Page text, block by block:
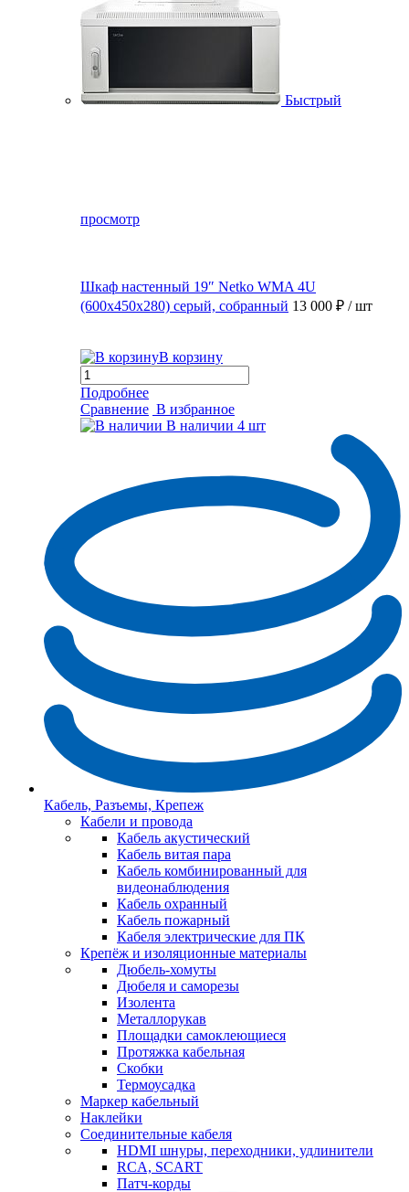
Быстрый
просмотр
Шкаф настенный 19″ Netko WMA 4U
(600x450x280) серый, собранный 13 000 ₽ / шт
В корзину
Подробнее
Сравнение В избранное
В наличии 4 шт
Кабель, Разъемы, Крепеж
Кабели и провода
Кабель акустический
Кабель витая пара
Кабель комбинированный для
видеонаблюдения
Кабель охранный
Кабель пожарный
Кабеля электрические для ПК
Крепёж и изоляционные материалы
Дюбель-хомуты
Дюбеля и саморезы
Изолента
Металлорукав
Площадки самоклеющиеся
Протяжка кабельная
Скобки
Термоусадка
Маркер кабельный
Наклейки
Соединительные кабеля
HDMI шнуры, переходники, удлинители
RCA, SCART
Патч-корды